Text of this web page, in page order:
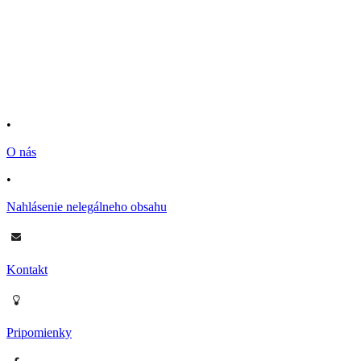
•
O nás
•
Nahlásenie nelegálneho obsahu
Kontakt
Pripomienky